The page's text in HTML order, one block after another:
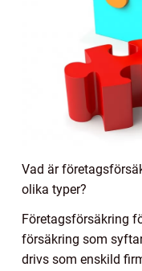
Vad är
olika typer?
Företagsförsäkring
försäkring som
drivs som enskild